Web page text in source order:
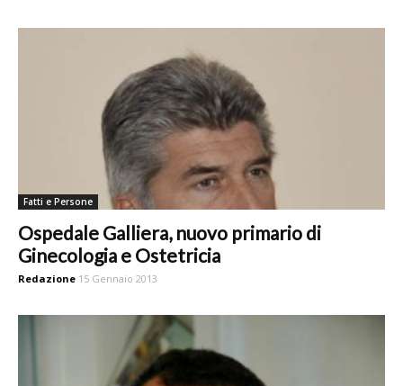
Fatti e Persone
Ospedale Galliera, nuovo primario di
Ginecologia e Ostetricia
Redazione 15 Gennaio 2013